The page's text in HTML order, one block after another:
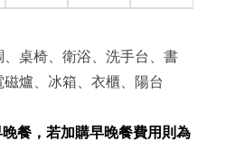
桌椅、衛浴、洗手台、書
爐、冰箱、衣櫃、陽台
餐，若加購早晚餐費用則為